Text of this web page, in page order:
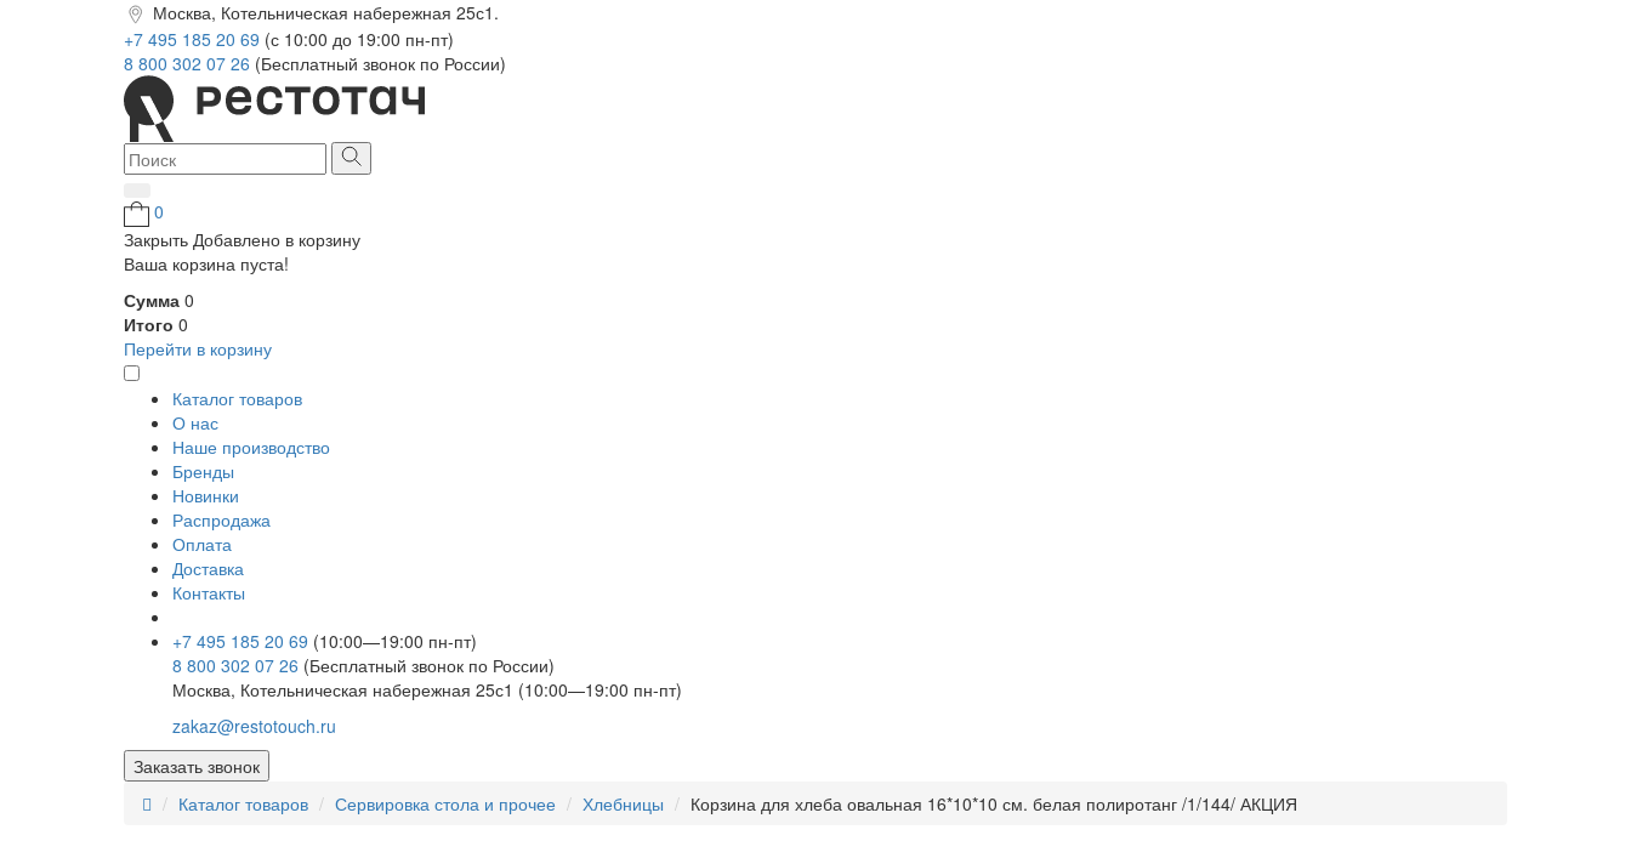
Москва, Котельническая набережная 25с1.
+7 495 185 20 69 (с 10:00 до 19:00 пн-пт)
8 800 302 07 26 (Бесплатный звонок по России)
0
Закрыть Добавлено в корзину
Ваша корзина пуста!
Сумма 0
Итого 0
Перейти в корзину
Каталог товаров
О нас
Наше производство
Бренды
Новинки
Распродажа
Оплата
Доставка
Контакты
+7 495 185 20 69 (10:00—19:00 пн-пт)
8 800 302 07 26 (Бесплатный звонок по России)
Москва, Котельническая набережная 25с1 (10:00—19:00 пн-пт)
zakaz@restotouch.ru
Заказать звонок
Каталог товаров
Сервировка стола и прочее Хлебницы Корзина для хлеба овальная 16*10*10 см. белая полиротанг /1/144/ АКЦИЯ